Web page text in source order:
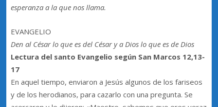
esperanza a la que nos llama.
EVANGELIO
Den al César lo que es del César y a Dios lo que es de Dios
Lectura del santo Evangelio según San Marcos 12,13-
17
En aquel tiempo, enviaron a Jesús algunos de los fariseos
y de los herodianos, para cazarlo con una pregunta. Se